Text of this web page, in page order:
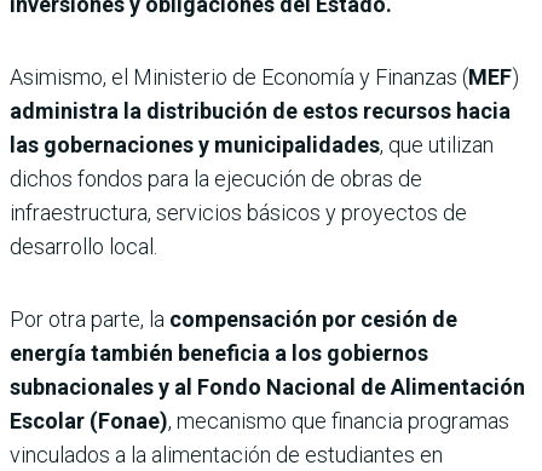
Asimismo, el Ministerio de Economía y Finanzas (MEF)
administra la distribución de estos recursos hacia
las gobernaciones y municipalidades, que utilizan
dichos fondos para la ejecución de obras de
infraestructura, servicios básicos y proyectos de
desarrollo local.
Por otra parte, la compensación por cesión de
energía también beneficia a los gobiernos
subnacionales y al Fondo Nacional de Alimentación
Escolar (Fonae), mecanismo que financia programas
vinculados a la alimentación de estudiantes en